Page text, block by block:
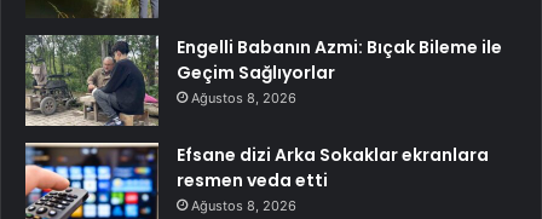
Engelli Babanın Azmi: Bıçak Bileme ile
Geçim Sağlıyorlar
Ağustos 8, 2026
Efsane dizi Arka Sokaklar ekranlara
resmen veda etti
Ağustos 8, 2026